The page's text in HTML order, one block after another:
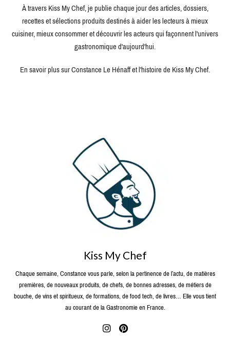
À travers Kiss My Chef, je publie chaque jour des articles, dossiers,
recettes et sélections produits destinés à aider les lecteurs à mieux
cuisiner, mieux consommer et découvrir les acteurs qui façonnent l'univers
gastronomique d'aujourd'hui.
En savoir plus sur Constance Le Hénaff et l'histoire de Kiss My Chef.
Kiss My Chef
Chaque semaine, Constance vous parle, selon la pertinence de l’actu, de matières
premières, de nouveaux produits, de chefs, de bonnes adresses, de métiers de
bouche, de vins et spiritueux, de formations, de food tech, de livres… Elle vous tient
au courant de la Gastronomie en France.